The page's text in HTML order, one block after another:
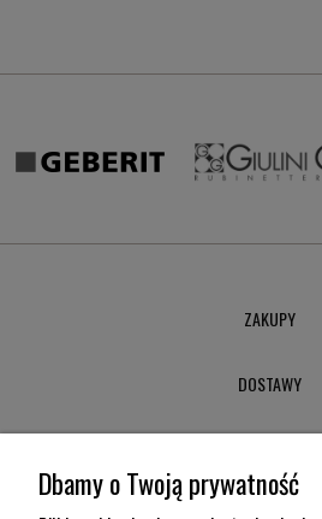
ZAKUPY
DOSTAWY
POMOC
Dbamy o Twoją prywatność